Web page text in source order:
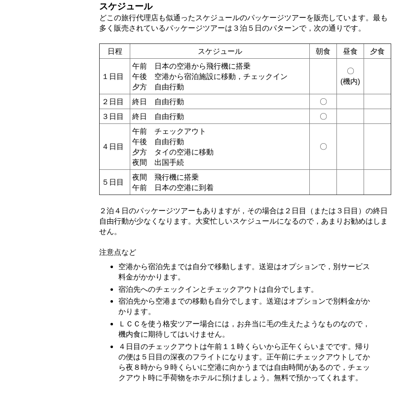
スケジュール
どこの旅行代理店も似通ったスケジュールのパッケージツアーを販売しています。最も
多く販売されているパッケージツアーは３泊５日のパターンで，次の通りです。
日程 スケジュール 朝食 昼食 夕食
１日目
午前 日本の空港から飛行機に搭乗
午後 空港から宿泊施設に移動，チェックイン
夕方 自由行動
〇
(機内)
２日目 終日 自由行動
〇
３日目
終日 自由行動 〇
４日目
午前 チェックアウト
午後 自由行動
夕方 タイの空港に移動
夜間 出国手続
〇
５日目
夜間 飛行機に搭乗
午前 日本の空港に到着
２泊４日のパッケージツアーもありますが，その場合は２日目（または３日目）の終日
自由行動が少なくなります。大変忙しいスケジュールになるので，あまりお勧めはしま
せん。
注意点など
空港から宿泊先までは自分で移動します。送迎はオプションで，別サービス
料金がかかります。
宿泊先へのチェックインとチェックアウトは自分でします。
宿泊先から空港までの移動も自分でします。送迎はオプションで別料金がか
かります。
ＬＣＣを使う格安ツアー場合には，お弁当に毛の生えたようなものなので，
機内食に期待してはいけません。
４日目のチェックアウトは午前１１時くらいから正午くらいまでです。帰り
の便は５日目の深夜のフライトになります。正午前にチェックアウトしてか
ら夜８時から９時くらいに空港に向かうまでは自由時間があるので，チェッ
クアウト時に手荷物をホテルに預けましょう。無料で預かってくれます。